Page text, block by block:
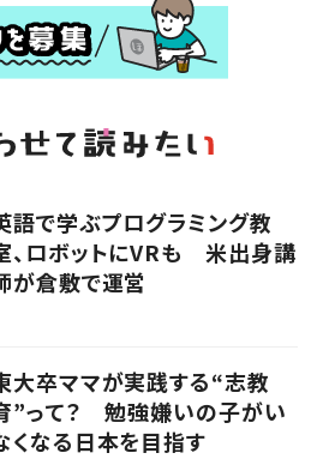
語で学ぶプログラミング教
、ロボットにVRも 米出身講
が倉敷で運営
大卒ママが実践する“志教
”って？ 勉強嫌いの子がい
くなる日本を目指す